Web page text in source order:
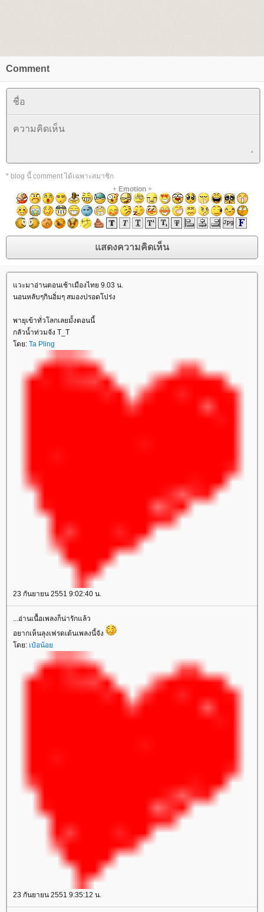
Comment
* blog นี้ comment ได้เฉพาะสมาชิก
+ Emotion+
วะมาอ่านตอนเช้าเมืองไทย 9.03 น.
นอนหลับๆกินอิ่มๆ สมองปรอดโปร่ง
พายุเข้าทั่วโลกเลยมั้งตอนนี้
กลัวน้ำท่วมจัง T_T
ดย: Ta Pling
23 กันยายน 2551 9:02:40 น.
...อ่านเนื้อเพลงก็น่ารักแล้ว
อยากเห็นลุงเฟรดเต้นเพลงนี้จัง
ดย: เป๋อน้อ
23 กันยายน 2551 9:35:12 น.